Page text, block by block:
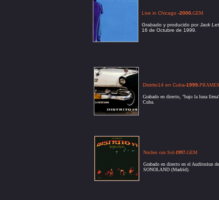
Live in Chicago -2000.GEM
Grabado y producido porJack
16 de Octubre de 1999.
Distrito14 en Cuba-1999.PRAMES
Grabado en directo, "bajo la luna
Cuba.
Noches con Sol-1997.GEM
Grabado en directo en el Auditoriun
SONOLAND (Madrid).